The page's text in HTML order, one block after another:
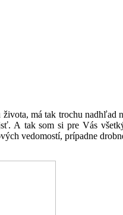
má tak trochu
A tak som si pre Vás
vedomostí, prípadne